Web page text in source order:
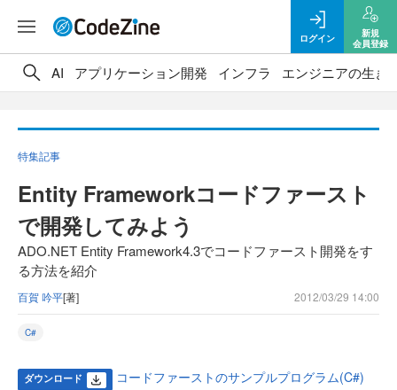
ログイン
新規
会員登録
AI アプリケーション開発 インフラ エンジニアの生き
特集記事
Entity Frameworkコードファースト
で開発してみよう
ADO.NET Entity Framework4.3でコードファースト開発をす
る方法を紹介
百賀 吟平[著] 2012/03/29 14:00
C#
ダウンロード
コードファーストのサンプルプログラム(C#)